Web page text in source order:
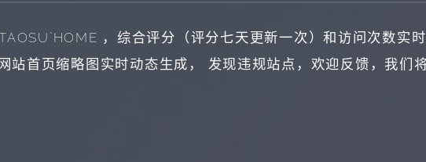
，综合评分（评分七天更新一次）和访问次数实
站首页缩略图实时动态生成， 发现违规站点，欢迎反馈，我们